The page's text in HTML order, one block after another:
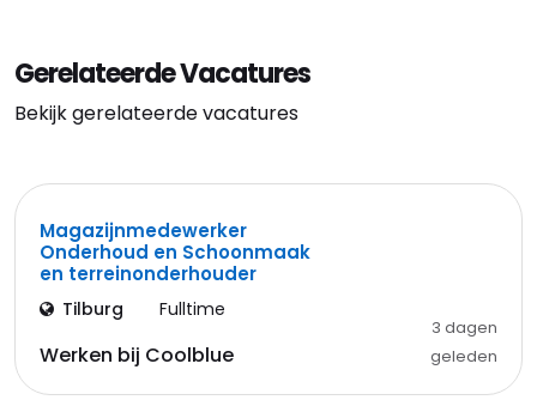
Gerelateerde Vacatures
Bekijk gerelateerde vacatures
Magazijnmedewerker
Onderhoud en Schoonmaak
en terreinonderhouder
Tilburg Fulltime
Werken bij Coolblue
3 dagen
geleden